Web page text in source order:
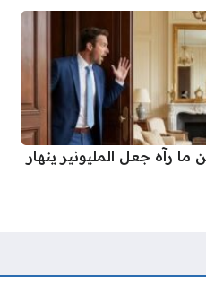
ما رآه جعل المليونير ينهار